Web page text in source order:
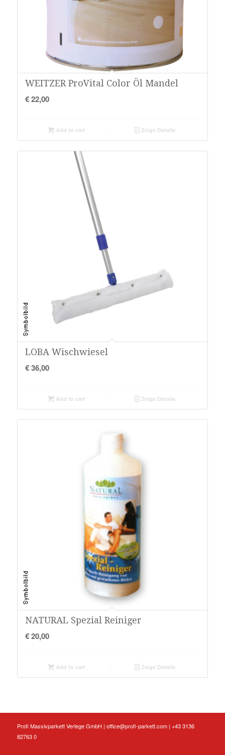
WEITZER ProVital Color Öl Mandel
€22,00
Add to cart Zeige Details
LOBA Wischwiesel
€36,00
Add to cart Zeige Details
NATURAL Spezial Reiniger
€20,00
Add to cart Zeige Details
Profi Massivparkett Verlege GmbH | office@profi-parkett.com| +43 3136
82763 0